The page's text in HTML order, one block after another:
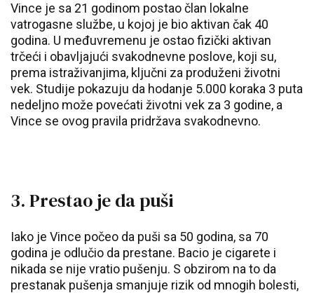
Vince je sa 21 godinom postao član lokalne
vatrogasne službe, u kojoj je bio aktivan čak 40
godina. U međuvremenu je ostao fizički aktivan
trčeći i obavljajući svakodnevne poslove, koji su,
prema istraživanjima, ključni za produženi životni
vek. Studije pokazuju da hodanje 5.000 koraka 3 puta
nedeljno može povećati životni vek za 3 godine, a
Vince se ovog pravila pridržava svakodnevno.
3. Prestao je da puši
Iako je Vince počeo da puši sa 50 godina, sa 70
godina je odlučio da prestane. Bacio je cigarete i
nikada se nije vratio pušenju. S obzirom na to da
prestanak pušenja smanjuje rizik od mnogih bolesti,